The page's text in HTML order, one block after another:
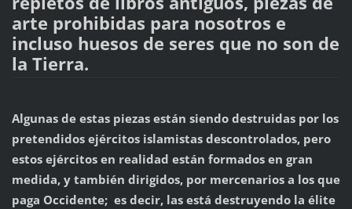
arte prohibidas para nosotros e
incluso huesos de seres que no son de
la Tierra.
Algunas de estas piezas están siendo destruidas por los
pretendidos ejércitos islamistas descontrolados, pero
estos ejércitos en realidad están formados en gran
medida, y también dirigidos, por mercenarios a los que
paga Occidente; es decir, las está destruyendo la élite